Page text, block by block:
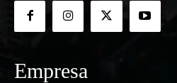
Empresa